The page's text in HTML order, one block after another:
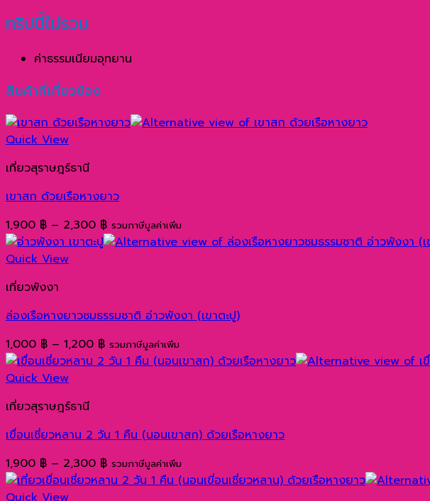
ทริปนี้ไม่รวม
ค่าธรรมเนียมอุทยาน
สินค้าที่เกี่ยวข้อง
Quick View
เที่ยวสุราษฎร์ธานี
เขาสก ด้วยเรือหางยาว
1,900 ฿ – 2,300 ฿Price
range:
รวมภาษีมูลค่าเพิ่ม
Quick View
เที่ยวพังงา
ล่องเรือหางยาวชมธรรมชาติ อ่าวพังงา (เขาตะปู)
1,000 ฿ – 1,200 ฿Price
range:
รวมภาษีมูลค่าเพิ่ม
Quick View
เที่ยวสุราษฎร์ธานี
เขื่อนเชี่ยวหลาน 2 วัน 1 คืน (นอนเขาสก) ด้วยเรือหางยาว
1,900 ฿ – 2,300 ฿Price
range:
รวมภาษีมูลค่าเพิ่ม
Quick View